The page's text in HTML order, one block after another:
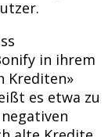
in ihrem
Krediten»
es etwa zu